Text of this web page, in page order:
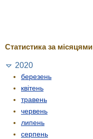
Статистика за місяцями
2020
березень
квітень
травень
червень
липень
серпень